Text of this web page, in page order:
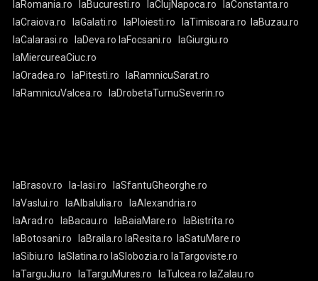
laRomania.ro laBucuresti.ro laClujNapoca.ro
laConstanta.ro
laCraiova.ro
laGalati.ro laPloiesti.ro laTimisoara.ro
laBuzau.ro
laCalarasi.ro
laDeva.ro laFocsani.ro
laGiurgiu.ro
laMiercureaCiuc.ro
laOradea.ro
laPitesti.ro
laRamnicuSarat.ro
laRamnicuValcea.ro
laDrobetaTurnuSeverin.ro
laBrasov.ro la-Iasi.ro
laSfantuGheorghe.ro
laVaslui.ro
laAlbaIulia.ro
laAlexandria.ro
laArad.ro
laBacau.ro laBaiaMare.ro
laBistrita.ro
laBotosani.ro
laBraila.ro laResita.ro
laSatuMare.ro
laSibiu.ro
laSlatina.ro laSlobozia.ro laTargoviste.ro
laTarguJiu.ro
laTarguMures.ro laTulcea.ro laZalau.ro